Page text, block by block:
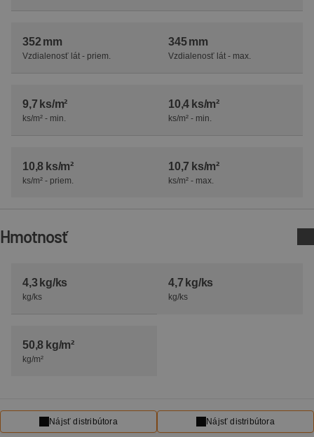
352 mm
Vzdialenosť lát - priem.
345 mm
Vzdialenosť lát - max.
9,7 ks/m²
ks/m² - min.
10,4 ks/m²
ks/m² - min.
10,8 ks/m²
ks/m² - priem.
10,7 ks/m²
ks/m² - max.
Hmotnosť
4,3 kg/ks
kg/ks
4,7 kg/ks
kg/ks
50,8 kg/m²
kg/m²
Nájsť distribútora Nájsť distribútora